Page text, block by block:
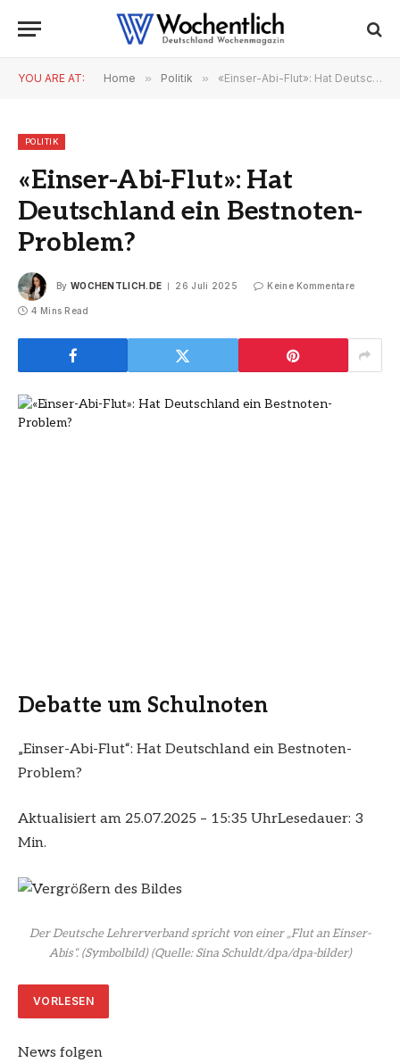
YOU ARE AT: Home » Politik » «Einser-Abi-Flut»: Hat Deutschland ein Bestnoten-Problem?
POLITIK
«Einser-Abi-Flut»: Hat
Deutschland ein Bestnoten-
Problem?
By WOCHENTLICH.DE 26 Juli 2025 Keine Kommentare
4 Mins Read
Debatte um Schulnoten
„Einser-Abi-Flut“: Hat Deutschland ein Bestnoten-
Problem?
Aktualisiert am 25.07.2025 – 15:35 UhrLesedauer: 3
Min.
Der Deutsche Lehrerverband spricht von einer „Flut an Einser-
Abis“. (Symbolbild)(Quelle: Sina Schuldt/dpa/dpa-bilder)
VORLESEN
News folgen